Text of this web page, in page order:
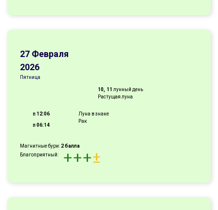
27 Февраля
2026
Пятница
10, 11 лунный день
Растущая луна
в 12:06
в06:14
Луна в знаке
Рак
Магнитные бури: 2 балла
Благоприятный:
+++±